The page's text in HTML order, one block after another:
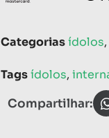
Categoriasídolos,
Tagsídolos,
Compartilhar: